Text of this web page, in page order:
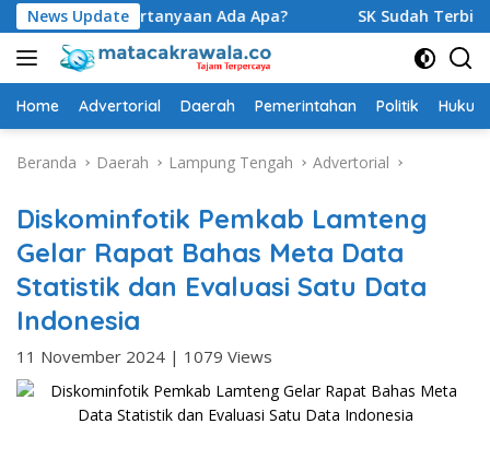
Langsung
ke
konten
News Update
Pertanyaan Ada Apa? SK Sudah Terbit, Baru
Home Advertorial Daerah Pemerintahan Politik
Beranda Daerah Lampung Tengah Advertorial
Diskominfotik Pemkab Lamteng
Gelar Rapat Bahas Meta Data
Statistik dan Evaluasi Satu Data
Indonesia
11 November 2024 | 1079 Views